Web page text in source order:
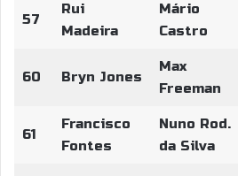
57
Rui
Madeira
Mário
Castro
60 Bryn Jones
Max
Freeman
61
Francisco
Fontes
Nuno Rod.
da Silva